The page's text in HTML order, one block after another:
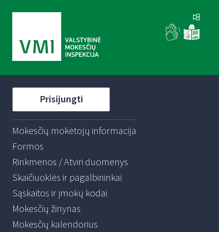
Prisijungti
Mokesčių mokėtojų informacija
Formos
Rinkmenos / Atviri duomenys
Skaičiuoklės ir pagalbininkai
Sąskaitos ir įmokų kodai
Mokesčių žinynas
Mokesčių kalendorius